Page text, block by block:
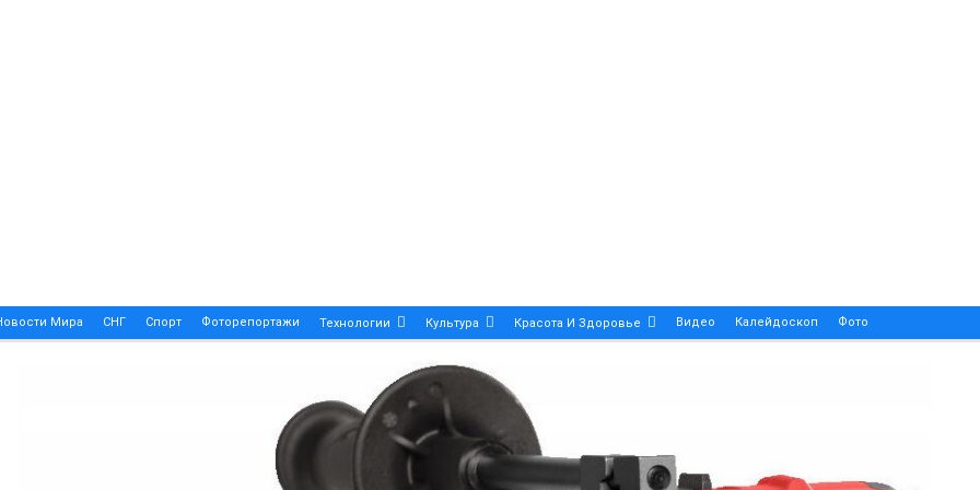
Мира СНГ Спорт Фоторепортажи Технологии Культура Красота И Здоровье Видео Калейдоскоп Фото